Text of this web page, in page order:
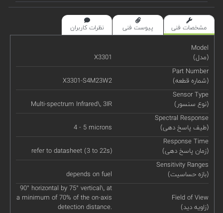
مشخصات فنی پیوست فنی نظرات کاربران
Model
(مدل)
X3301
Part Number
(شماره قطعه)
X3301-S4M23W2
Sensor Type
(نوع سنسور)
Multi-spectrum Infrared\, 3IR
Spectral Response
(طیف پاسخ دهی)
4 - 5 microns
Response Time
(زمان پاسخ دهی)
refer to datasheet (3 to 22s)
Sensitivity Ranges
(بازه حساسیت)
depends on fuel
Field of View
(زاویه دید)
90° horizontal by 75° vertical\, at
a minimum of 70% of the on-axis
detection distance.